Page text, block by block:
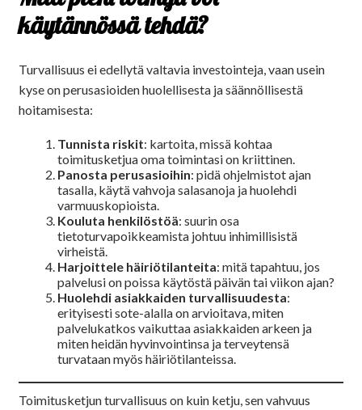
käytännössä tehdä?
Turvallisuus ei edellytä valtavia investointeja, vaan usein
kyse on perusasioiden huolellisesta ja säännöllisestä
hoitamisesta:
Tunnista riskit: kartoita, missä kohtaa
toimitusketjua oma toimintasi on kriittinen.
Panosta perusasioihin: pidä ohjelmistot ajan
tasalla, käytä vahvoja salasanoja ja huolehdi
varmuuskopioista.
Kouluta henkilöstöä: suurin osa
tietoturvapoikkeamista johtuu inhimillisistä
virheistä.
Harjoittele häiriötilanteita: mitä tapahtuu, jos
palvelusi on poissa käytöstä päivän tai viikon ajan?
Huolehdi asiakkaiden turvallisuudesta:
erityisesti sote-alalla on arvioitava, miten
palvelukatkos vaikuttaa asiakkaiden arkeen ja
miten heidän hyvinvointinsa ja terveytensä
turvataan myös häiriötilanteissa.
Toimitusketjun turvallisuus on kuin ketju, sen vahvuus